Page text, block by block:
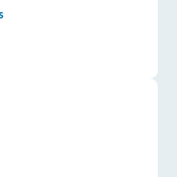
Akademie gGmbH |
|